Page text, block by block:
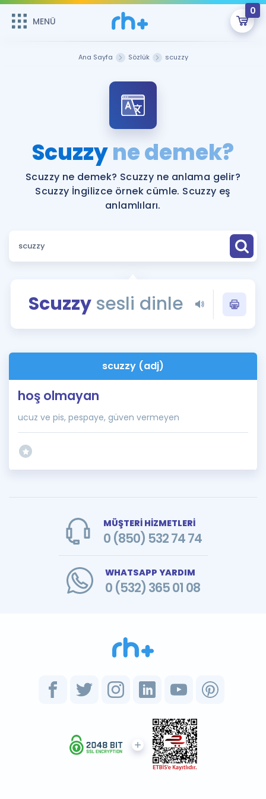
MENÜ
0
Şifremi Hatırlamıyorum
ÜYE DEĞİLİM
Sepetin Şu An Boş.
Remzi Hoca ile seni sınava hazırlayacak onlarca eğitim seni
bekliyor!
MENÜ
Katılımcı Görüşleri
Faydalı Araçlar
Sözlük
Rehberlik Aracı
ÖSYM Sınav Takvimi
Kampanyalar
Blog
Hakkımızda
Ana Sayfa Sözlük scuzzy
Scuzzyne demek?
Scuzzy ne demek? Scuzzy ne anlama gelir?
Scuzzy İngilizce örnek cümle. Scuzzy eş
anlamlıları.
Scuzzysesli dinle
scuzzy (adj)
hoş olmayan
ucuz ve pis, pespaye, güven vermeyen
MÜŞTERİ HİZMETLERİ
0 (850) 532 74 74
WHATSAPP YARDIM
0 (532) 365 01 08